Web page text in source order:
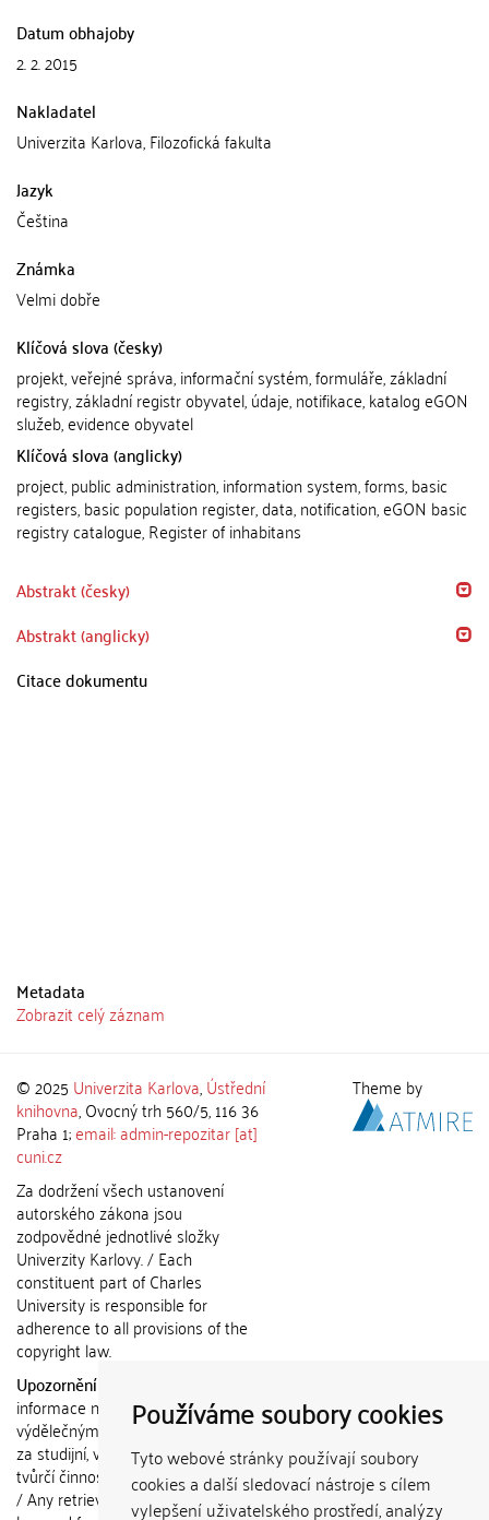
Používáme soubory cookies
Tyto webové stránky používají soubory
cookies a další sledovací nástroje s cílem
vylepšení uživatelského prostředí, analýzy
Datum obhajoby
2. 2. 2015
Nakladatel
Univerzita Karlova, Filozofická fakulta
Jazyk
Čeština
Známka
Velmi dobře
Klíčová slova (česky)
projekt, veřejné správa, informační systém, formuláře, základní
registry, základní registr obyvatel, údaje, notifikace, katalog eGON
služeb, evidence obyvatel
Klíčová slova (anglicky)
project, public administration, information system, forms, basic
registers, basic population register, data, notification, eGON basic
registry catalogue, Register of inhabitans
Abstrakt (česky)
Abstrakt (anglicky)
Citace dokumentu
Metadata
Zobrazit celý záznam
© 2025 Univerzita Karlova,Ústřední
knihovna, Ovocný trh 560/5, 116 36
Praha 1;email: admin-repozitar [at]
cuni.cz
Za dodržení všech ustanovení
autorského zákona jsou
zodpovědné jednotlivé složky
Univerzity Karlovy. / Each
constituent part of Charles
University is responsible for
adherence to all provisions of the
copyright law.
Upozornění / Notice:
informace nemohou být použity k
výdělečným účelům nebo vydávány
za studijní, vědeckou nebo jinou
tvůrčí činnost jiné osoby než autora.
/ Any retrieved information shall not
Theme by